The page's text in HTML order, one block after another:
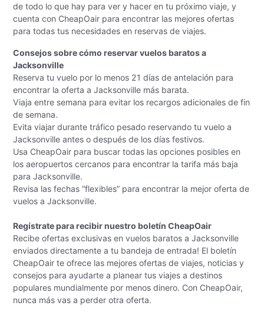
de todo lo que hay para ver y hacer en tu próximo viaje, y
cuenta con CheapOair para encontrar las mejores ofertas
para todas tus necesidades en reservas de viajes.
Consejos sobre cómo reservar vuelos baratos a
Jacksonville
Reserva tu vuelo por lo menos 21 días de antelación para
encontrar la oferta a Jacksonville más barata.
Viaja entre semana para evitar los recargos adicionales de fin
de semana.
Evita viajar durante tráfico pesado reservando tu vuelo a
Jacksonville antes o después de los días festivos.
Usa CheapOair para buscar todas las opciones posibles en
los aeropuertos cercanos para encontrar la tarifa más baja
para Jacksonville.
Revisa las fechas “flexibles” para encontrar la mejor oferta de
vuelos a Jacksonville.
Regístrate para recibir nuestro boletín CheapOair
Recibe ofertas exclusivas en vuelos baratos a Jacksonville
enviados directamente a tu bandeja de entrada! El boletín
CheapOair te ofrece las mejores ofertas de viajes, noticias y
consejos para ayudarte a planear tus viajes a destinos
populares mundialmente por menos dinero. Con CheapOair,
nunca más vas a perder otra oferta.